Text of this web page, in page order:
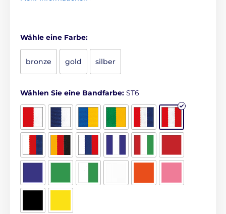
Wähle eine Farbe:
bronze gold silber
Wählen Sie eine Bandfarbe: ST6